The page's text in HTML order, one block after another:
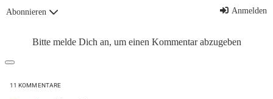
Abonnieren Anmelden
Bitte melde Dich an, um einen Kommentar abzugeben
11 KOMMENTARE